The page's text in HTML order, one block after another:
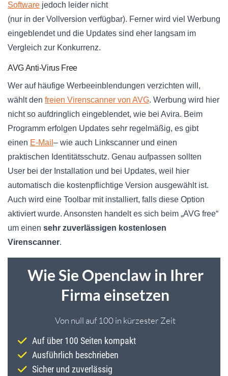
Software jedoch leider nicht
(nur in der Vollversion verfügbar). Ferner wird viel Werbung
eingeblendet und die Updates sind eher langsam im
Vergleich zur Konkurrenz.
AVG Anti-Virus Free
Wer auf häufige Werbeeinblendungen verzichten will,
wählt den freien Virenscanner von AVG. Werbung wird hier
nicht so aufdringlich eingeblendet, wie bei Avira. Beim
Programm erfolgen Updates sehr regelmäßig, es gibt
einen E-Mail – wie auch Linkscanner und einen
praktischen Identitätsschutz. Genau aufpassen sollten
User bei der Installation und bei Updates, weil hier
automatisch die kostenpflichtige Version ausgewählt ist.
Auch wird eine Toolbar mit installiert, falls diese Option
aktiviert wurde. Ansonsten handelt es sich beim „AVG free“
um einen sehr zuverlässigen kostenlosen
Virenscanner.